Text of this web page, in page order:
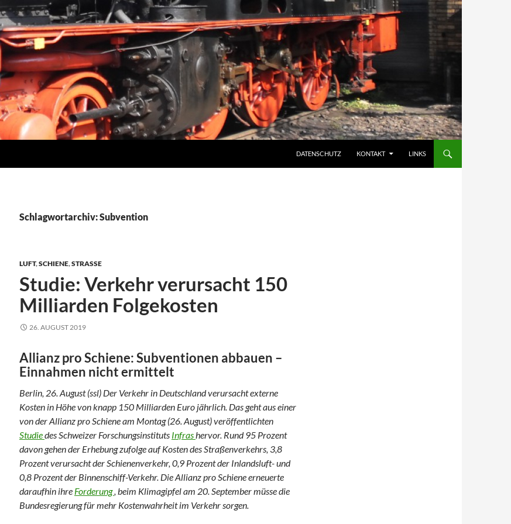
DATENSCHUTZ KONTAKT LINKS
Schlagwortarchiv: Subvention
LUFT,SCHIENE,STRASSE
Studie: Verkehr verursacht 150
Milliarden Folgekosten
26. AUGUST 2019
Allianz pro Schiene: Subventionen abbauen –
Einnahmen nicht ermittelt
Berlin, 26. August (ssl) Der Verkehr in Deutschland verursacht externe
Kosten in Höhe von knapp 150 Milliarden Euro jährlich. Das geht aus einer
von der Allianz pro Schiene am Montag (26. August) veröffentlichten
Studiedes Schweizer Forschungsinstituts Infrashervor. Rund 95 Prozent
davon gehen der Erhebung zufolge auf Kosten des Straßenverkehrs, 3,8
Prozent verursacht der Schienenverkehr, 0,9 Prozent der Inlandsluft- und
0,8 Prozent der Binnenschiff-Verkehr. Die Allianz pro Schiene erneuerte
daraufhin ihre Forderung, beim Klimagipfel am 20. September müsse die
Bundesregierung für mehr Kostenwahrheit im Verkehr sorgen.